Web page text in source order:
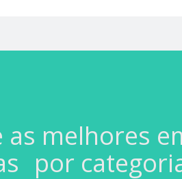
as melhores
por